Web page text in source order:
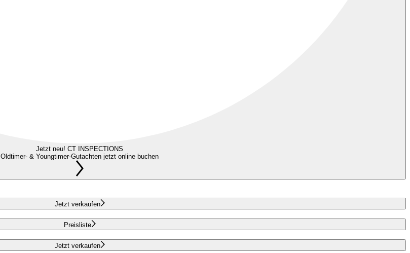
Jetzt neu! CT INSPECTIONS
Oldtimer- & Youngtimer-Gutachten jetzt online buchen
Jetzt verkaufen
Preisliste
Jetzt verkaufen